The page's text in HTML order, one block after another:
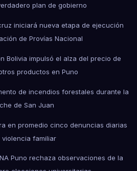
plan de gobierno
iniciará nueva etapa de ejecución
de Provías Nacional
Bolivia impulsó el alza del precio de
productos en Puno
de incendios forestales durante la
de San Juan
en promedio cinco denuncias diarias
violencia familiar
Puno rechaza observaciones de la